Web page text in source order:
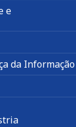
e
da Informação